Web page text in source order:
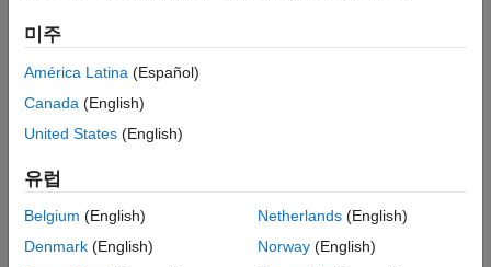
모델
Simscape 기록의 시뮬레이션 결과
참고 항목
확인할 수 있는 스코프를 포함합니다. 인버터는 IGBT를 사용하여
IGBT를 평균 스위치로 대체할 수 있습니다. 이렇게 하면 게이트
신호를 지정된 기간 동안 평균화하거나 변조 파형으로 대체할 수
모델
미주
América Latina (Español)
Canada (English)
United States (English)
유럽
Belgium (English)
Denmark (English)
Netherlands(English)
Norway(English)